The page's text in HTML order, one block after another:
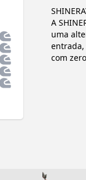
Peso
Altura
Pneu
Pneu
A
uma
com
que
reflete
Motor
O